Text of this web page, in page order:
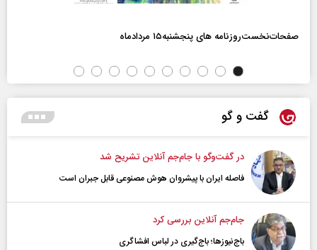
صفحات‌نخست‌روزنامه ها‌ی پنجشنبه‌۱۵ مردادماه
گفت و گو
در گفت‌و‌گو با جام‌جم آنلاین تشریح شد
فاصله ایران با پیشرو‌ان هوش مصنوعی قابل جبران است
جام‌جم آنلاین بررسی کرد
باج‌نیوزها؛ باج‌گیری در لباس افشاگری